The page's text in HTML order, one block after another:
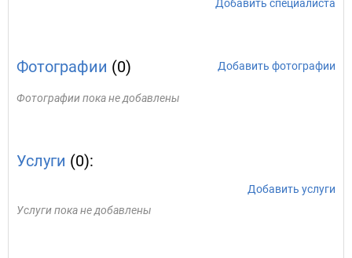
Добавить специалиста
Фотографии (0) Добавить фотографии
Фотографии пока не добавлены
Услуги (0):
Добавить услуги
Услуги пока не добавлены